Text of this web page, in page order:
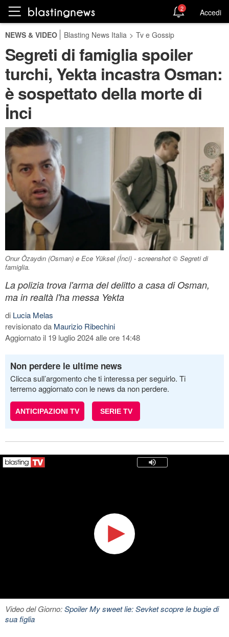
2 Accedi
NEWS & VIDEO Blasting News Italia > Tv e Gossip
Segreti di famiglia spoiler
turchi, Yekta incastra Osman:
è sospettato della morte di
İnci
Onur Özaydın (Osman) e Ece Yüksel (İnci) - screenshot © Segreti di
famiglia.
La polizia trova l'arma del delitto a casa di Osman,
ma in realtà l'ha messa Yekta
di Lucia Melas
revisionato da Maurizio Ribechini
Aggiornato il 19 luglio 2024 alle ore 14:48
Non perdere le ultime news
Clicca sull’argomento che ti interessa per seguirlo. Ti
terremo aggiornato con le news da non perdere.
ANTICIPAZIONI TV SERIE TV
Video del Giorno:Spoiler My sweet lie: Sevket scopre le bugie di
sua figlia